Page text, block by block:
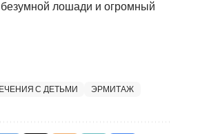
лошади и огромный
С ДЕТЬМИ ЭРМИТАЖ